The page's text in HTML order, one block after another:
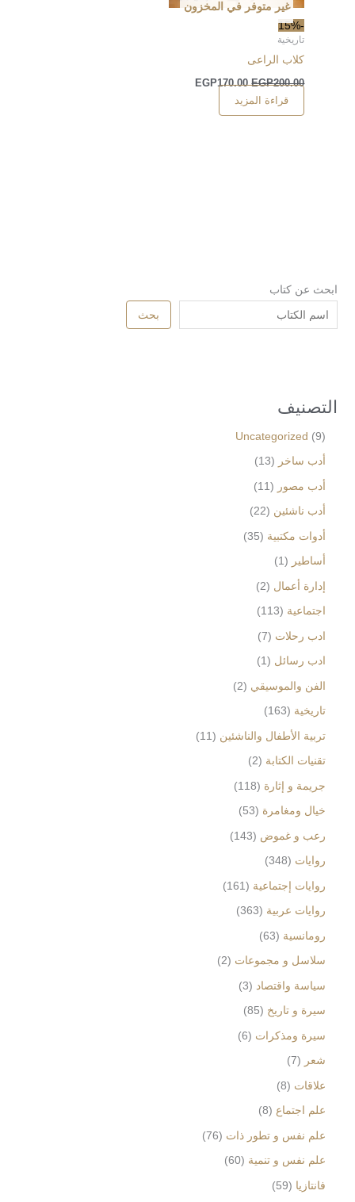
ابحث عن كتاب
بحث
التصنيف
Uncategorized
9
أدب ساخر
13
أدب مصور
11
أدب ناشئين 22
أدوات مكتبية 35
أساطير
1
إدارة أعمال 2
اجتماعية 113
ادب رحلات 7
ادب رسائل 1
الفن والموسيقي 2
تاريخية 163
تربية الأطفال والناشئين 11
تقنيات الكتابة 2
جريمة و إثارة 118
خيال ومغامرة 53
رعب و غموض 143
روايات 348
روايات إجتماعية 161
روايات عربية 363
رومانسية 63
سلاسل و مجموعات 2
سياسة واقتصاد
3
سيرة و تاريخ 85
سيرة ومذكرات 6
شعر
7
علاقات 8
علم اجتماع 8
علم نفس و تطور ذات 76
علم نفس و تنمية 60
فانتازيا 59
-15%
غير متوفر في المخزون
تاريخية
كلاب الراعى
EGP200.00
EGP170.00
قراءة المزيد